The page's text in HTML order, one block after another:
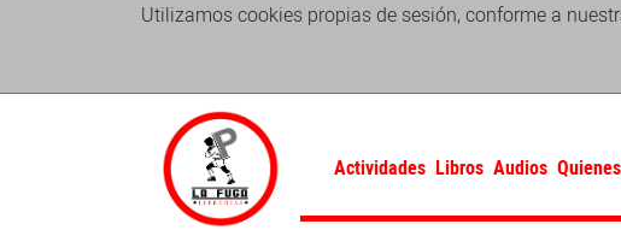
Utilizamos cookies propias de sesión, conforme a
Actividades Libros Audios